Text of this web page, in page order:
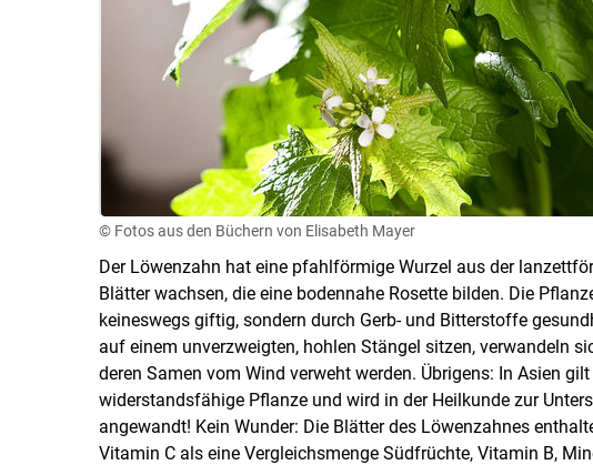
© Fotos aus den Büchern von Elisabeth Mayer
Der Löwenzahn hat eine pfahlförmige Wurzel aus der
Blätter wachsen, die eine bodennahe Rosette bilden. Die
keineswegs giftig, sondern durch Gerb- und Bitterstoffe
auf einem unverzweigten, hohlen Stängel sitzen, verwandeln
deren Samen vom Wind verweht werden. Übrigens: In Asien
widerstandsfähige Pflanze und wird in der Heilkunde zur
angewandt! Kein Wunder: Die Blätter des Löwenzahnes
Vitamin C als eine Vergleichsmenge Südfrüchte, Vitamin B,